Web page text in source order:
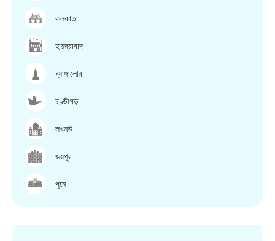
কলকাতা
হায়দ্রাবাদ
ব্যাঙ্গালোর
চণ্ডীগড়
লখনউ
জয়পুর
পুনে